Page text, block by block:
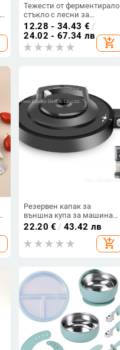
Тежести от ферментирало
стъкло с лесни за
захващане дръжки за
Amazon Cross-Border
Ecommerce са подходящи
за съхранение на храна в
12.28 - 34.43 € /
24.02 - 67.34 лв
add_shopping_cart
Резервен капак за
външна купа за машина
за сладолед Ninja,
подходящ за NC500/NC501
22.20 € / 43.42 лв
add_shopping_cart